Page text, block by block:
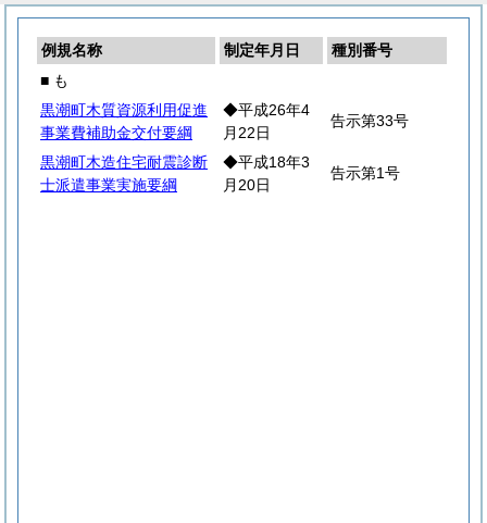
例規名称 制定年月日
種別番号
■ も
黒潮町木質資源利用促進
事業費補助金交付要綱
◆平成26年4
月22日
告示第33号
黒潮町木造住宅耐震診断
士派遣事業実施要綱
◆平成18年3
月20日
告示第1号